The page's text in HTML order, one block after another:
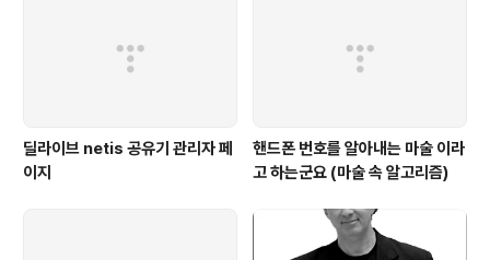
딜라이브 netis 공유기 관리자 페
이지
핸드폰 번호를 알아내는 마술 이라
고 하는군요 (마술 속 알고리즘)